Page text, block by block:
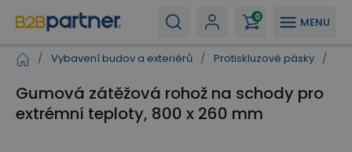
MENU
0
/ Vybavení budov a exteriérů / Protiskluzové pásky /
Gumová zátěžová rohož na schody pro
extrémní teploty, 800 x 260 mm